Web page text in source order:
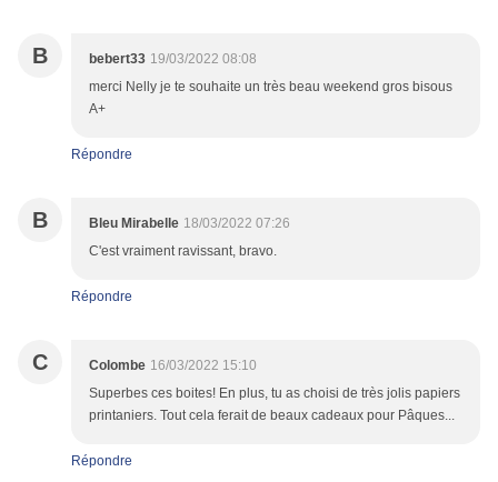
B bebert33 19/03/2022 08:08
merci Nelly je te souhaite un très beau weekend gros bisous
A+
Répondre
B Bleu Mirabelle 18/03/2022 07:26
C'est vraiment ravissant, bravo.
Répondre
C Colombe 16/03/2022 15:10
Superbes ces boites! En plus, tu as choisi de très jolis papiers
printaniers. Tout cela ferait de beaux cadeaux pour Pâques...
Répondre